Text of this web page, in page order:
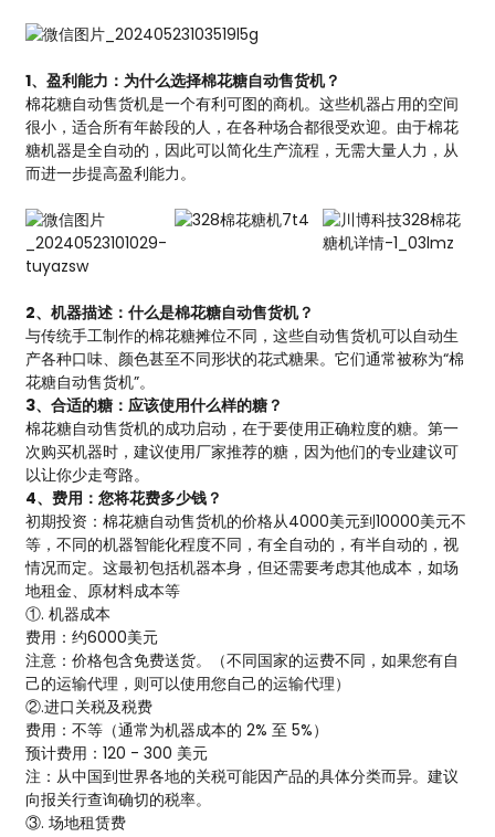
1、盈利能力：为什么选择棉花糖自动售货机？
棉花糖自动售货机是一个有利可图的商机。这些机器占用的空间
很小，适合所有年龄段的人，在各种场合都很受欢迎。由于棉花
糖机器是全自动的，因此可以简化生产流程，无需大量人力，从
而进一步提高盈利能力。
2、机器描述：什么是棉花糖自动售货机？
与传统手工制作的棉花糖摊位不同，这些自动售货机可以自动生
产各种口味、颜色甚至不同形状的花式糖果。它们通常被称为“棉
花糖自动售货机”。
3、合适的糖：应该使用什么样的糖？
棉花糖自动售货机的成功启动，在于要使用正确粒度的糖。第一
次购买机器时，建议使用厂家推荐的糖，因为他们的专业建议可
以让你少走弯路。
4、费用：您将花费多少钱？
初期投资：棉花糖自动售货机的价格从4000美元到10000美元不
等，不同的机器智能化程度不同，有全自动的，有半自动的，视
情况而定。这最初包括机器本身，但还需要考虑其他成本，如场
地租金、原材料成本等
①. 机器成本
费用：约6000美元
注意：价格包含免费送货。（不同国家的运费不同，如果您有自
己的运输代理，则可以使用您自己的运输代理）
②.进口关税及税费
费用：不等（通常为机器成本的 2% 至 5%）
预计费用：120 - 300 美元
注：从中国到世界各地的关税可能因产品的具体分类而异。建议
向报关行查询确切的税率。
③. 场地租赁费